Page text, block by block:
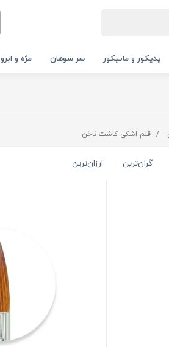
پدیکور و مانیکور سر سوهان مژه و ابرو
قلم اشکی کاشت ناخن
گران‌ترین ارزان‌ترین